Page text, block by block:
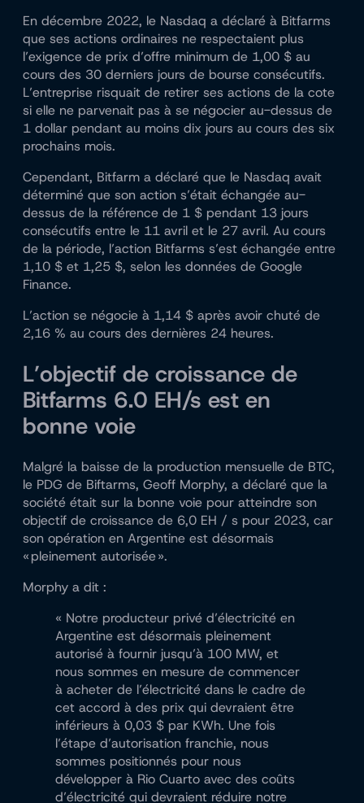
En décembre 2022, le Nasdaq a déclaré à Bitfarms
que ses actions ordinaires ne respectaient plus
l’exigence de prix d’offre minimum de 1,00 $ au
cours des 30 derniers jours de bourse consécutifs.
L’entreprise risquait de retirer ses actions de la cote
si elle ne parvenait pas à se négocier au-dessus de
1 dollar pendant au moins dix jours au cours des six
prochains mois.
Cependant, Bitfarm a déclaré que le Nasdaq avait
déterminé que son action s’était échangée au-
dessus de la référence de 1 $ pendant 13 jours
consécutifs entre le 11 avril et le 27 avril. Au cours
de la période, l’action Bitfarms s’est échangée entre
1,10 $ et 1,25 $, selon les données de Google
Finance.
L’action se négocie à 1,14 $ après avoir chuté de
2,16 % au cours des dernières 24 heures.
L’objectif de croissance de
Bitfarms 6.0 EH/s est en
bonne voie
Malgré la baisse de la production mensuelle de BTC,
le PDG de Biftarms, Geoff Morphy, a déclaré que la
société était sur la bonne voie pour atteindre son
objectif de croissance de 6,0 EH / s pour 2023, car
son opération en Argentine est désormais
« pleinement autorisée ».
Morphy a dit :
« Notre producteur privé d’électricité en
Argentine est désormais pleinement
autorisé à fournir jusqu’à 100 MW, et
nous sommes en mesure de commencer
à acheter de l’électricité dans le cadre de
cet accord à des prix qui devraient être
inférieurs à 0,03 $ par KWh. Une fois
l’étape d’autorisation franchie, nous
sommes positionnés pour nous
développer à Rio Cuarto avec des coûts
d’électricité qui devraient réduire notre